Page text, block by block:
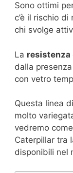
Sono ottimi
c’è il rischio
chi svolge
La resistenza
dalla
con vetro
Questa linea di
molto
vedremo
Caterpillar tra
disponibili nel